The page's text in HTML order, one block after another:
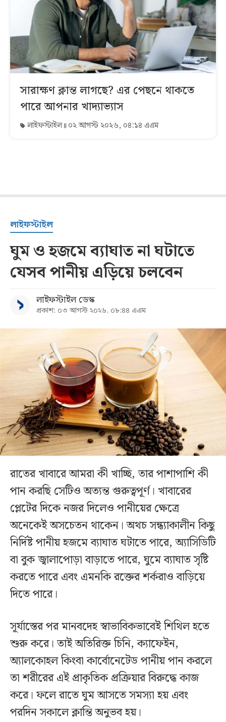
সারাক্ষণ ক্লান্ত লাগছে? এর পেছনে থাকতে
পারে আপনার খাদ্যাভ্যাস
লাইফস্টাইল ০২ আগস্ট ২০২৬, ০৪:১৪ এএম
লাইফস্টাইল
ঘুম ও হজমে ব্যাঘাত না ঘটাতে
যেসব পানীয় এড়িয়ে চলবেন
লাইফস্টাইল ডেস্ক
প্রকাশ: ০৩ আগস্ট ২০২৬, ০৮:৪৪ এএম
রাতের খাবারে আমরা কী খাচ্ছি, তার পাশাপাশি কী
পান করছি সেটিও অত্যন্ত গুরুত্বপূর্ণ। খাবারের
প্লেটের দিকে নজর দিলেও পানীয়ের ক্ষেত্রে
অনেকেই অসচেতন থাকেন। অথচ সন্ধ্যাকালীন কিছু
নির্দিষ্ট পানীয় হজমে ব্যাঘাত ঘটাতে পারে, অ্যাসিডিটি
বা বুক জ্বালাপোড়া বাড়াতে পারে, ঘুমে ব্যাঘাত সৃষ্টি
করতে পারে এবং এমনকি রক্তের শর্করাও বাড়িয়ে
দিতে পারে।
সূর্যাস্তের পর মানবদেহ স্বাভাবিকভাবেই শিথিল হতে
শুরু করে। তাই অতিরিক্ত চিনি, ক্যাফেইন,
অ্যালকোহল কিংবা কার্বোনেটেড পানীয় পান করলে
তা শরীরের এই প্রাকৃতিক প্রক্রিয়ার বিরুদ্ধে কাজ
করে। ফলে রাতে ঘুম আসতে সমস্যা হয় এবং
পরদিন সকালে ক্লান্তি অনুভব হয়।